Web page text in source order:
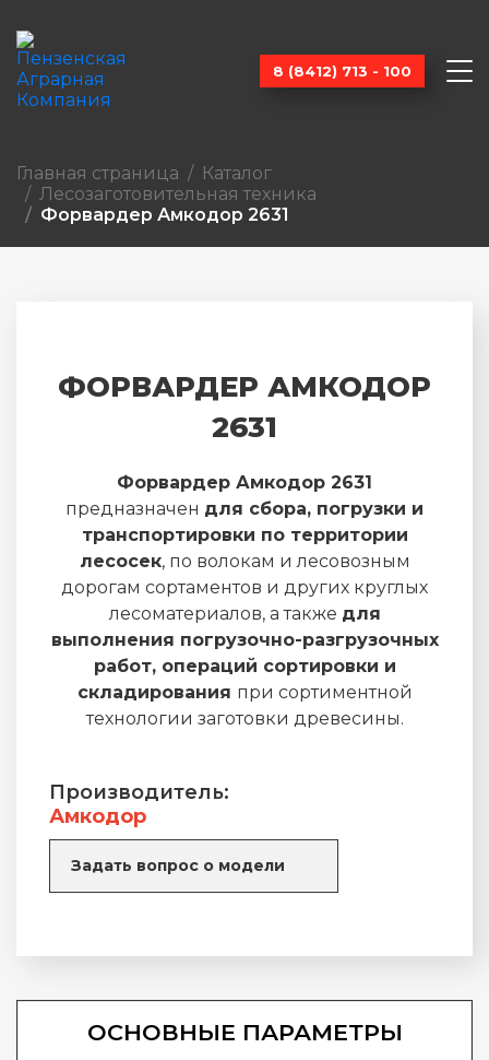
8 (8412) 713 - 100
Главная страница
Каталог
Лесозагото­вительная техника
Форвардер Амкодор 2631
ФОРВАРДЕР АМКОДОР
2631
Форвардер Амкодор 2631
предназначен для сбора, погрузки и
транспортировки по территории
лесосек, по волокам и лесовозным
дорогам сортаментов и других круглых
лесоматериалов, а также для
выполнения погрузочно-разгрузочных
работ, операций сортировки и
складирования при сортиментной
технологии заготовки древесины.
Производитель:
Амкодор
Задать вопрос о модели
ОСНОВНЫЕ ПАРАМЕТРЫ